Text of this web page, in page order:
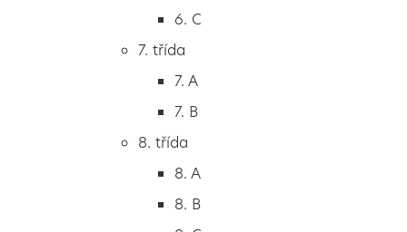
4. A
5. A
6. C
7. třída
7. A
7. B
8. třída
8. A
8. B